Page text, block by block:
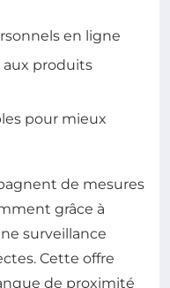
en ligne
aux produits
pour mieux
de mesures
grâce à
surveillance
Cette offre
de proximité